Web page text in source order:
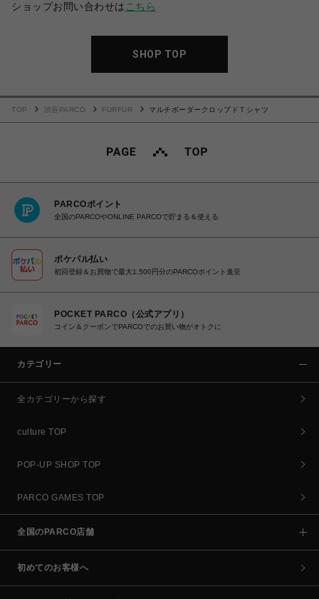
ショップお問い合わせは こちら
SHOP TOP
TOP 渋谷PARCO FURFUR マルチボーダークロップドＴシャツ
PARCOポイント
全国のPARCOやONLINE PARCOで貯まる＆使える
ポケパル払い
初回登録＆お買物で最大1,500円分のPARCOポイント進呈
POCKET PARCO（公式アプリ）
コイン＆クーポンでPARCOでのお買い物がオトクに
カテゴリー
全カテゴリーから探す
culture TOP
POP-UP SHOP TOP
PARCO GAMES TOP
全国のPARCO店舗
初めてのお客様へ